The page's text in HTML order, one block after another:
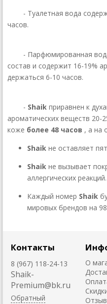
- Туалетная вода
часов.
- Парфюмированная
состав и содержит 16-19%
держаться 6-10 часов.
- Shaik приравнен к
ароматических веществ 20-
коже более 48 часов , а на
Shaik не оставляет
Shaik не вызывает
аллергических реакций.
Каждый номер Shaik
мировых брендов на
Контакты
8 (967) 118-24-13
Shaik-
Premium@bk.ru
Обратный
О